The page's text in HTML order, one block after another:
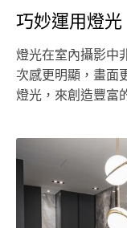
巧妙運用燈光
燈光在室內攝影中
次感更明顯，畫面
燈光，來創造豐富